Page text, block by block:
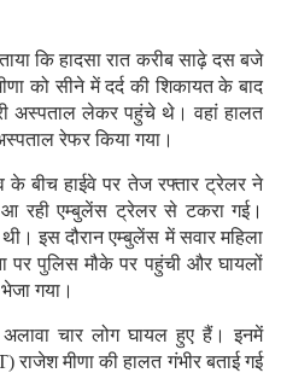
कि हादसा रात करीब साढ़े दस बजे
को सीने में दर्द की शिकायत के बाद
अस्पताल लेकर पहुंचे थे। वहां हालत
रेफर किया गया।
के बीच हाईवे पर तेज रफ्तार ट्रेलर ने
रही एम्बुलेंस ट्रेलर से टकरा गई।
इस दौरान एम्बुलेंस में सवार महिला
पर पुलिस मौके पर पहुंची और घायलों
गया।
चार लोग घायल हुए हैं। इनमें
मीणा की हालत गंभीर बताई गई